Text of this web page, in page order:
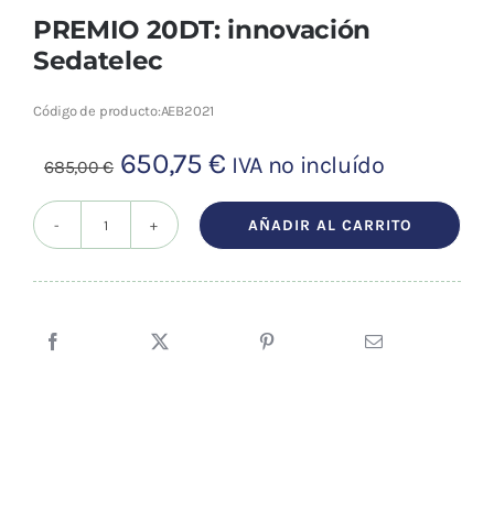
PREMIO 20DT: innovación
Sedatelec
Código de producto:AEB2021
685,00€ El
precio
original
650,75€El
precio
actual
IVA no incluído
Sedatelec
AÑADIR AL CARRITO